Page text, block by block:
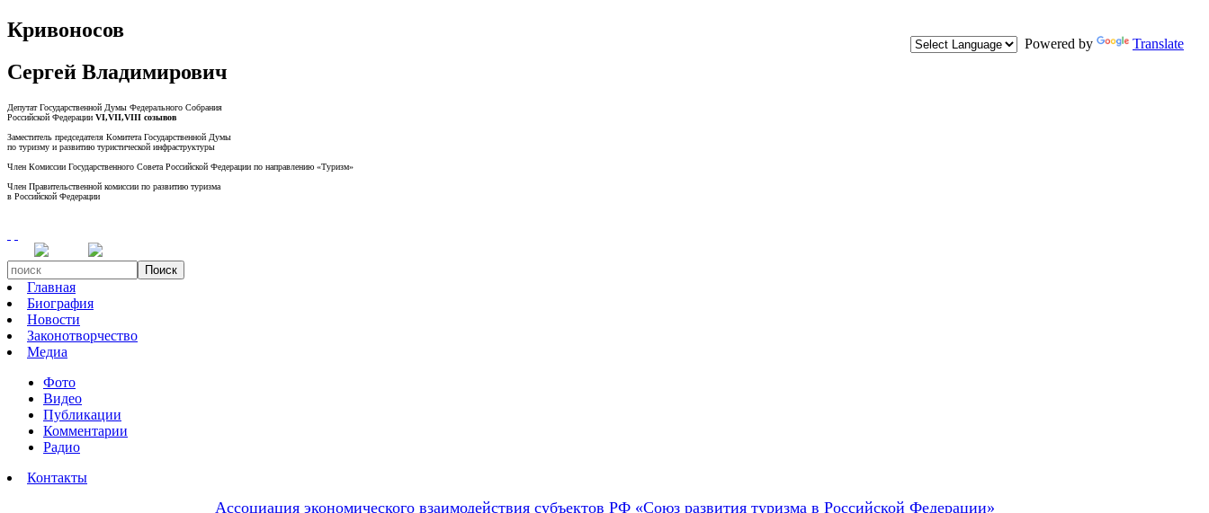
Powered by Translate
Кривоносов
Сергей Владимирович
Депутат Государственной Думы Федерального Собрания
Российской Федерации VI,VII,VIII созывов
Заместитель председателя Комитета Государственной Думы
по туризму и развитию туристической инфраструктуры
Член Комиссии Государственного Совета Российской Федерации по направлению «Туризм»
Член Правительственной комиссии по развитию туризма
в Российской Федерации
Поиск
Главная
Биография
Новости
Законотворчество
Медиа
Фото
Видео
Публикации
Комментарии
Радио
Контакты
Ассоциация экономического взаимодействия субъектов РФ «Союз развития туризма в Российской Федерации»